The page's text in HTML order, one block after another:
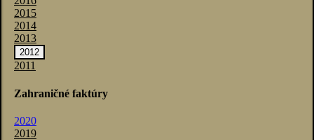
2015
2014
2013
2012
2011
Zahraničné faktúry
2020
2019